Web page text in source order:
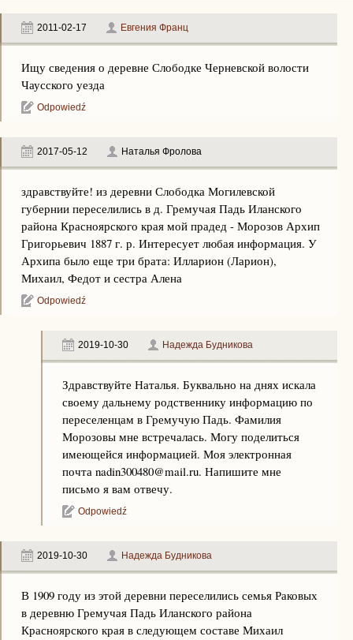
2011-02-17 Евгения Франц
Ищу сведения о деревне Слободке Черневской волости
Чаусского уезда
Odpowiedź
2017-05-12 Наталья Фролова
здравствуйте! из деревни Слободка Могилевской
губернии переселились в д. Гремучая Падь Иланского
района Красноярского края мой прадед - Морозов Архип
Григорьевич 1887 г. р. Интересует любая информация. У
Архипа было еще три брата: Илларион (Ларион),
Михаил, Федот и сестра Алена
Odpowiedź
2019-10-30 Надежда Будникова
Здравствуйте Наталья. Буквально на днях искала
своему дальнему родственнику информацию по
переселенцам в Гремучую Падь. Фамилия
Морозовы мне встречалась. Могу поделиться
имеющейся информацией. Моя электронная
почта nadin300480@mail.ru. Напишите мне
письмо я вам отвечу.
Odpowiedź
2019-10-30 Надежда Будникова
В 1909 году из этой деревни переселились семья Раковых
в деревню Гремучая Падь Иланского района
Красноярского края в следующем составе Михаил